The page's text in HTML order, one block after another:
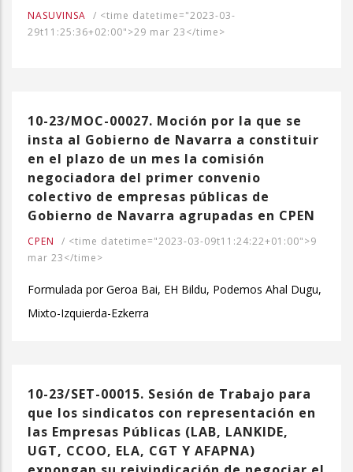
NASUVINSA / <time datetime="2023-03-
29t11:25:36+02:00">29 mar 23</time>
10-23/MOC-00027. Moción por la que se
insta al Gobierno de Navarra a constituir
en el plazo de un mes la comisión
negociadora del primer convenio
colectivo de empresas públicas de
Gobierno de Navarra agrupadas en CPEN
CPEN / <time datetime="2023-03-09t11:24:22+01:00">9
mar 23</time>
Formulada por Geroa Bai, EH Bildu, Podemos Ahal Dugu,
Mixto-Izquierda-Ezkerra
10-23/SET-00015. Sesión de Trabajo para
que los sindicatos con representación en
las Empresas Públicas (LAB, LANKIDE,
UGT, CCOO, ELA, CGT Y AFAPNA)